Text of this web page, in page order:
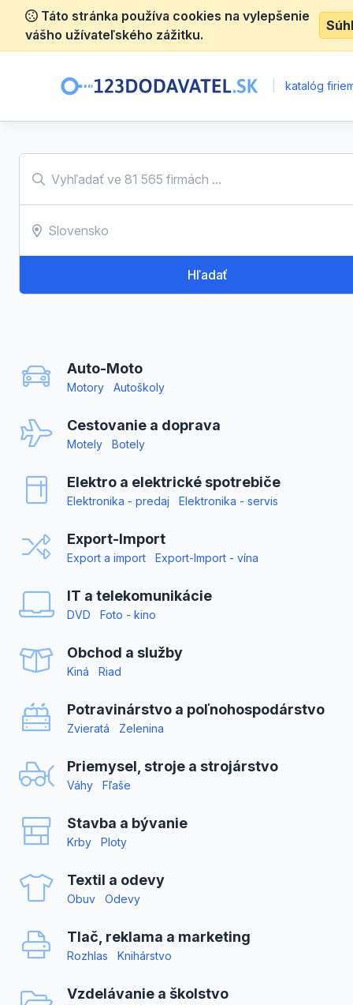
Táto stránka používa cookies na vylepšenie
vášho užívateľského zážitku.
katalóg
Hľadať
Auto-Moto
Motory Autoškoly
Cestovanie a doprava
Motely Botely
Elektro a elektrické spotrebiče
Elektronika - predaj Elektronika - servis
Export-Import
Export a import Export-Import - vína
IT a telekomunikácie
DVD Foto - kino
Obchod a služby
Kiná Riad
Potravinárstvo a poľnohospodárstvo
Zvieratá Zelenina
Priemysel, stroje a strojárstvo
Váhy Fľaše
Stavba a bývanie
Krby Ploty
Textil a odevy
Obuv Odevy
Tlač, reklama a marketing
Rozhlas Knihárstvo
Vzdelávanie a školstvo